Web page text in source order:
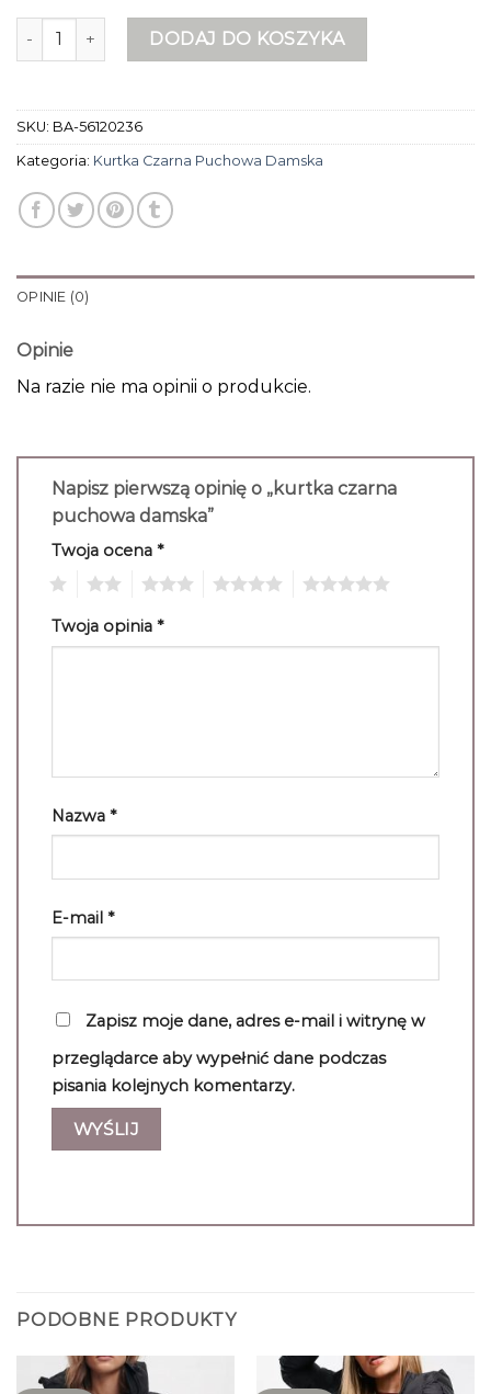
ilość kurtka czarna puchowa damska
DODAJ DO KOSZYKA
SKU: BA-56120236
Kategoria: Kurtka Czarna Puchowa Damska
OPINIE (0)
Opinie
Na razie nie ma opinii o produkcie.
Napisz pierwszą opinię o „kurtka czarna
puchowa damska”
Twoja ocena *
Twoja opinia *
Nazwa *
E-mail *
Zapisz moje dane, adres e-mail i witrynę w
przeglądarce aby wypełnić dane podczas
pisania kolejnych komentarzy.
PODOBNE PRODUKTY